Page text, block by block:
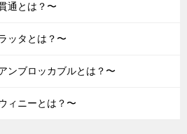
通とは？〜
ッタとは？〜
ンブロッカブルとは？〜
ィニーとは？〜